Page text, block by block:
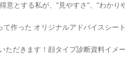
意とする私が、"見やすさ"、"わかり
作った オリジナルアドバイスシート
ただきます！顔タイプ診断資料イメ